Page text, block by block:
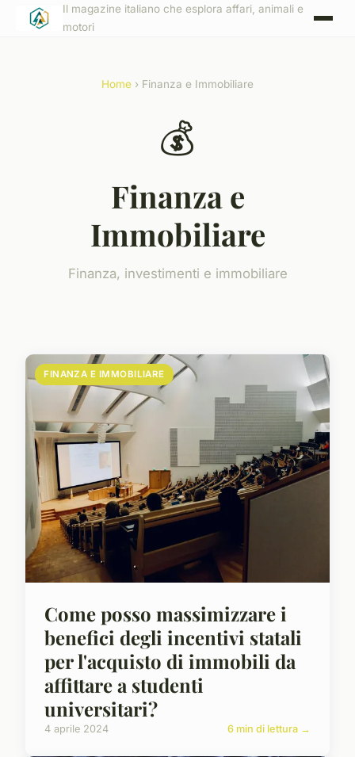
Il magazine italiano che esplora affari, animali e
motori
Home › Finanza e Immobiliare
💰
Finanza e
Immobiliare
Finanza, investimenti e immobiliare
FINANZA E IMMOBILIARE
Come posso massimizzare i
benefici degli incentivi statali
per l'acquisto di immobili da
affittare a studenti
universitari?
4 aprile 2024 6 min di lettura →